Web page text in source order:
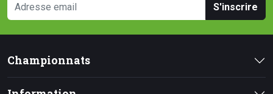
S'inscrire
Championnats